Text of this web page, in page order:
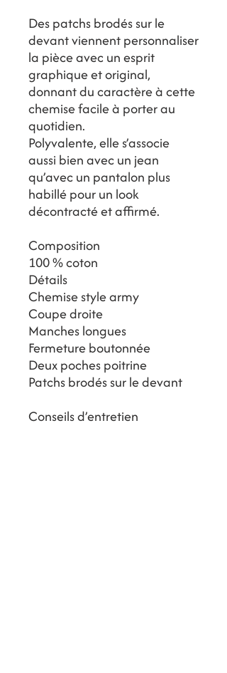
Des patchs brodés sur le
devant viennent personnaliser
la pièce avec un esprit
graphique et original,
donnant du caractère à cette
chemise facile à porter au
quotidien.
Polyvalente, elle s’associe
aussi bien avec un jean
qu’avec un pantalon plus
habillé pour un look
décontracté et affirmé.
Composition
100 % coton
Détails
Chemise style army
Coupe droite
Manches longues
Fermeture boutonnée
Deux poches poitrine
Patchs brodés sur le devant
Conseils d’entretien